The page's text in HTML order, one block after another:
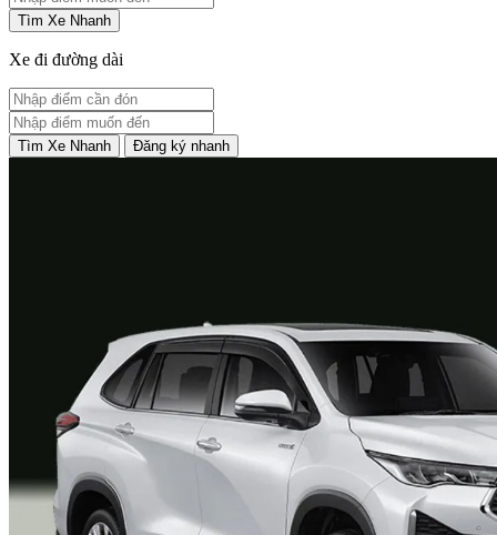
Tìm Xe Nhanh
Xe đi đường dài
Tìm Xe Nhanh Đăng ký nhanh